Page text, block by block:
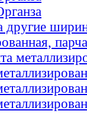
другие
парча